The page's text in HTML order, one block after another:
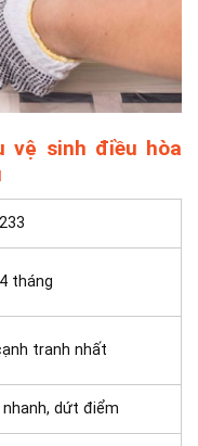
vệ sinh điều hòa
tháng
tranh nhất
dứt điểm